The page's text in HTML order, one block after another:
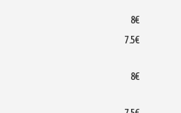
8€
7.5€
8€